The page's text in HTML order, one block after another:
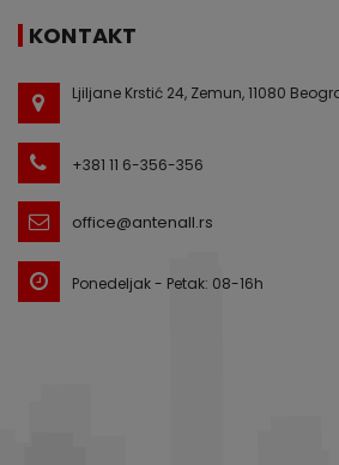
KONTAKT
Ljiljane Krstić 24, Zemun, 11080
+381 11 6-356-356
office@antenall.rs
Ponedeljak - Petak: 08-16h